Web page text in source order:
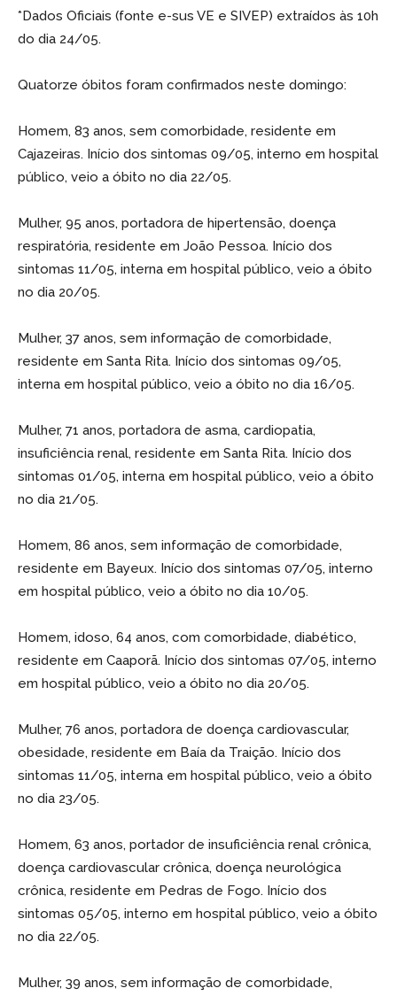
*Dados Oficiais (fonte e-sus VE e SIVEP) extraídos às 10h
do dia 24/05.
Quatorze óbitos foram confirmados neste domingo:
Homem, 83 anos, sem comorbidade, residente em
Cajazeiras. Início dos sintomas 09/05, interno em hospital
público, veio a óbito no dia 22/05.
Mulher, 95 anos, portadora de hipertensão, doença
respiratória, residente em João Pessoa. Início dos
sintomas 11/05, interna em hospital público, veio a óbito
no dia 20/05.
Mulher, 37 anos, sem informação de comorbidade,
residente em Santa Rita. Início dos sintomas 09/05,
interna em hospital público, veio a óbito no dia 16/05.
Mulher, 71 anos, portadora de asma, cardiopatia,
insuficiência renal, residente em Santa Rita. Início dos
sintomas 01/05, interna em hospital público, veio a óbito
no dia 21/05.
Homem, 86 anos, sem informação de comorbidade,
residente em Bayeux. Início dos sintomas 07/05, interno
em hospital público, veio a óbito no dia 10/05.
Homem, idoso, 64 anos, com comorbidade, diabético,
residente em Caaporã. Início dos sintomas 07/05, interno
em hospital público, veio a óbito no dia 20/05.
Mulher, 76 anos, portadora de doença cardiovascular,
obesidade, residente em Baía da Traição. Início dos
sintomas 11/05, interna em hospital público, veio a óbito
no dia 23/05.
Homem, 63 anos, portador de insuficiência renal crônica,
doença cardiovascular crônica, doença neurológica
crônica, residente em Pedras de Fogo. Início dos
sintomas 05/05, interno em hospital público, veio a óbito
no dia 22/05.
Mulher, 39 anos, sem informação de comorbidade,